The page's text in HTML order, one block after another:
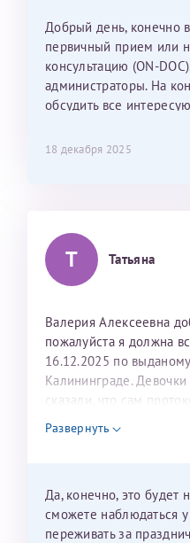
С ней общение было, как
лёгкое и простое.
персонал очень
находиться. Мы
ребёнком, и конечно же
26 июля 2026
Добрый день, конечно
первичный прием или
консультацию (ON-
администраторы. На
обсудить все
18 декабря 2025
Т Татьяна
Валерия Алексеевна
пожалуйста я должна
16.12.2025 по
Калининграде.
сказали, что сам
недель и 3 недели я
Можно мне новый год
Развернуть
Да, конечно, это будет
сможете наблюдаться
переживать за